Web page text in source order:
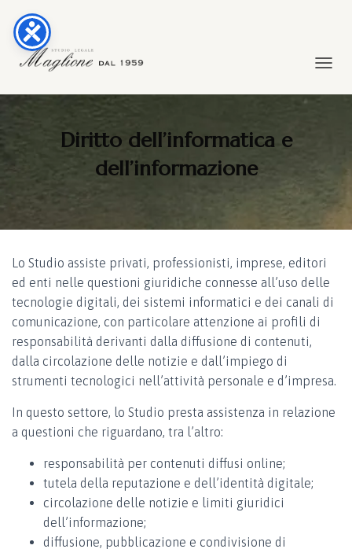
Diritto dell’informatica e
dell’informazione
Lo Studio assiste privati, professionisti, imprese, editori
ed enti nelle questioni giuridiche connesse all’uso delle
tecnologie digitali, dei sistemi informatici e dei canali di
comunicazione, con particolare attenzione ai profili di
responsabilità derivanti dalla diffusione di contenuti,
dalla circolazione delle notizie e dall’impiego di
strumenti tecnologici nell’attività personale e d’impresa.
In questo settore, lo Studio presta assistenza in relazione
a questioni che riguardano, tra l’altro:
responsabilità per contenuti diffusi online;
tutela della reputazione e dell’identità digitale;
circolazione delle notizie e limiti giuridici
dell’informazione;
diffusione, pubblicazione e condivisione di